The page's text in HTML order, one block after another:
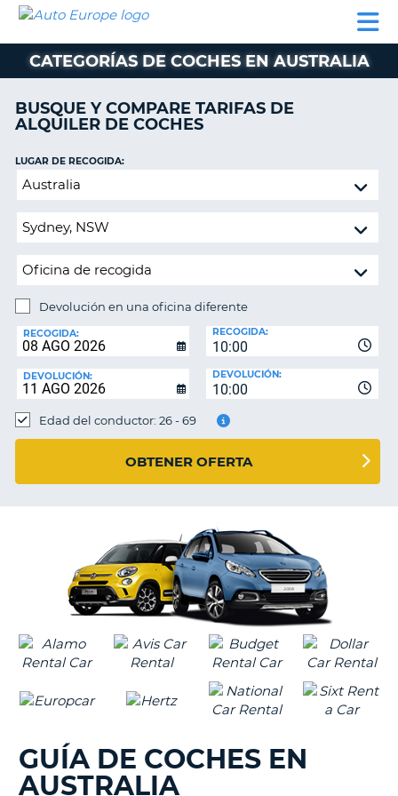
ALQUILER
COCHES
ALQUILER DE
AUTOCARAVANAS
AUTO
EUROPE
ALQUILER
COCHES
ALQUILER
DE
AUTOCARAVANAS
AYUDA
CUENTA
MI
CATEGORÍAS DE COCHES EN AUSTRALIA
BUSQUE Y COMPARE TARIFAS DE
ALQUILER DE COCHES
Devolución
una
oficina
LUGAR DE RECOGIDA:
Devolución en una oficina diferente
DE
DEVOLUCIÓN:
RECOGIDA:
10:00
RECOGIDA:
DEVOLUCIÓN:
10:00
DEVOLUCIÓN:
Edad del conductor: 26 - 69
OBTENER OFERTA
GUÍA DE COCHES EN
AUSTRALIA